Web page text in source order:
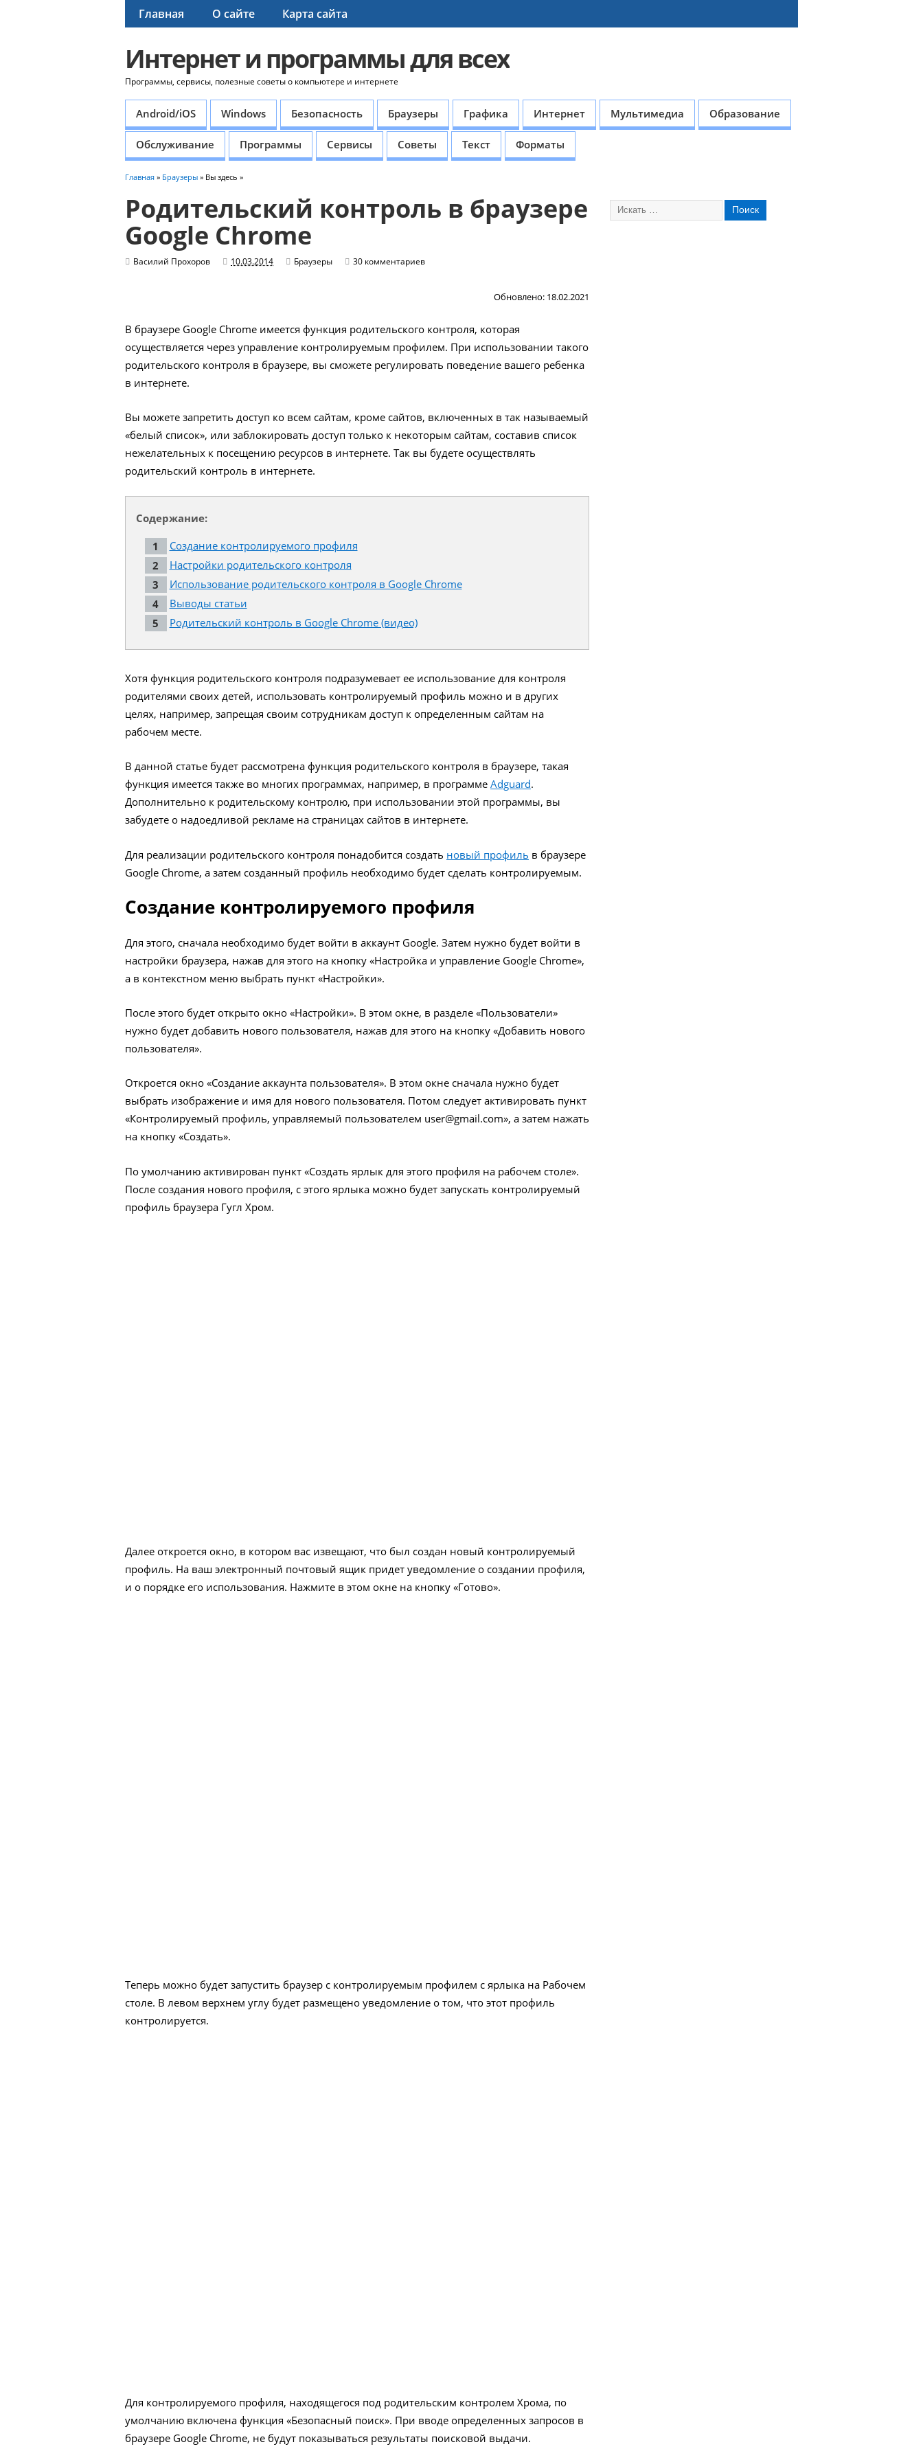
Главная О сайте Карта сайта
Интернет и программы для всех
Программы, сервисы, полезные советы о компьютере и интернете
Android/iOS Windows Безопасность Браузеры Графика Интернет Мультимедиа Образование
Обслуживание Программы Сервисы Советы Текст Форматы
Главная » Браузеры » Вы здесь »
Родительский контроль в браузере
Google Chrome
Василий Прохоров 10.03.2014 Браузеры 30 комментариев
Обновлено: 18.02.2021
В браузере Google Chrome имеется функция родительского контроля, которая
осуществляется через управление контролируемым профилем. При использовании такого
родительского контроля в браузере, вы сможете регулировать поведение вашего ребенка
в интернете.
Вы можете запретить доступ ко всем сайтам, кроме сайтов, включенных в так называемый
«белый список», или заблокировать доступ только к некоторым сайтам, составив список
нежелательных к посещению ресурсов в интернете. Так вы будете осуществлять
родительский контроль в интернете.
Содержание:
Создание контролируемого профиля
Настройки родительского контроля
Использование родительского контроля в Google Chrome
Выводы статьи
Родительский контроль в Google Chrome (видео)
Хотя функция родительского контроля подразумевает ее использование для контроля
родителями своих детей, использовать контролируемый профиль можно и в других
целях, например, запрещая своим сотрудникам доступ к определенным сайтам на
рабочем месте.
В данной статье будет рассмотрена функция родительского контроля в браузере, такая
функция имеется также во многих программах, например, в программе Adguard.
Дополнительно к родительскому контролю, при использовании этой программы, вы
забудете о надоедливой рекламе на страницах сайтов в интернете.
Для реализации родительского контроля понадобится создать новый профиль в браузере
Google Chrome, а затем созданный профиль необходимо будет сделать контролируемым.
Создание контролируемого профиля
Для этого, сначала необходимо будет войти в аккаунт Google. Затем нужно будет войти в
настройки браузера, нажав для этого на кнопку «Настройка и управление Google Chrome»,
а в контекстном меню выбрать пункт «Настройки».
После этого будет открыто окно «Настройки». В этом окне, в разделе «Пользователи»
нужно будет добавить нового пользователя, нажав для этого на кнопку «Добавить нового
пользователя».
Откроется окно «Создание аккаунта пользователя». В этом окне сначала нужно будет
выбрать изображение и имя для нового пользователя. Потом следует активировать пункт
«Контролируемый профиль, управляемый пользователем user@gmail.com», а затем нажать
на кнопку «Создать».
По умолчанию активирован пункт «Создать ярлык для этого профиля на рабочем столе».
После создания нового профиля, с этого ярлыка можно будет запускать контролируемый
профиль браузера Гугл Хром.
Далее откроется окно, в котором вас извещают, что был создан новый контролируемый
профиль. На ваш электронный почтовый ящик придет уведомление о создании профиля,
и о порядке его использования. Нажмите в этом окне на кнопку «Готово».
Теперь можно будет запустить браузер с контролируемым профилем с ярлыка на Рабочем
столе. В левом верхнем углу будет размещено уведомление о том, что этот профиль
контролируется.
Для контролируемого профиля, находящегося под родительским контролем Хрома, по
умолчанию включена функция «Безопасный поиск». При вводе определенных запросов в
браузере Google Chrome, не будут показываться результаты поисковой выдачи.